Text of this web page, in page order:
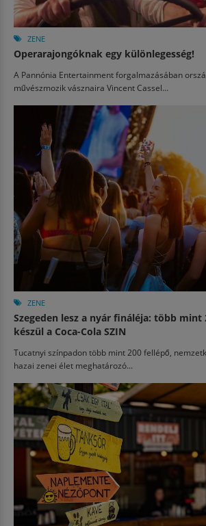
ZENE
Operarajongóknak egy különlegesség!
A Pannónia Entertainment forgalmazásában
művészmozik vásznaira Vincent Cassel...
ZENE
Szegeden lesz a nyár fináléja: több mint
készül a Coca-Cola SZIN
Tucatnyi színpadon több mint 200 fellépő,
hazai zenei élet meghatározó...